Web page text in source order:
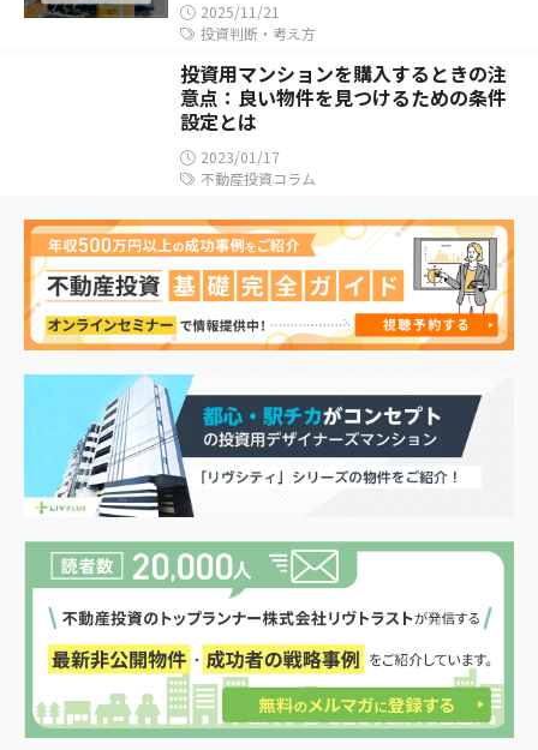
2025/11/21
投資判断・考え方
投資用マンションを購入するときの注
意点：良い物件を見つけるための条件
設定とは
2023/01/17
不動産投資コラム